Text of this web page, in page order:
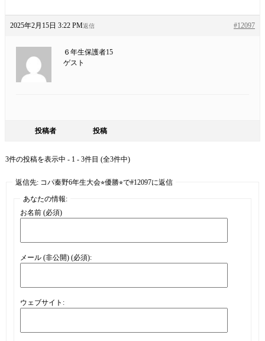
2025年2月15日 3:22 PM #12097
返信
６年生保護者15
ゲスト
投稿者 投稿
3件の投稿を表示中 - 1 - 3件目 (全3件中)
返信先: コパ秦野6年生大会⭐︎優勝⭐︎で#12097に返信
あなたの情報:
お名前 (必須)
メール (非公開) (必須):
ウェブサイト: